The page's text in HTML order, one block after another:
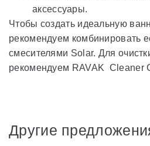
аксессуары.
Чтобы создать идеальную
рекомендуем комбинировать
смесителями Solar. Для
рекомендуем RAVAK Cleaner
Другие